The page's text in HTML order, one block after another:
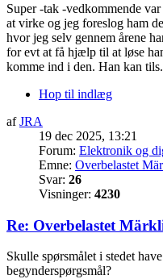
Super -tak -vedkommende
at virke og jeg foreslog ham
hvor jeg selv gennem årene
for evt at få hjælp til at løse
komme ind i den. Han kan
Hop til indlæg
afJRA
19 dec 2025, 13:21
Forum: Elektronik og
Emne: Overbelastet
Svar: 26
Visninger: 4230
Re: Overbelastet
Skulle spørsmålet i stedet
begynderspørgsmål?